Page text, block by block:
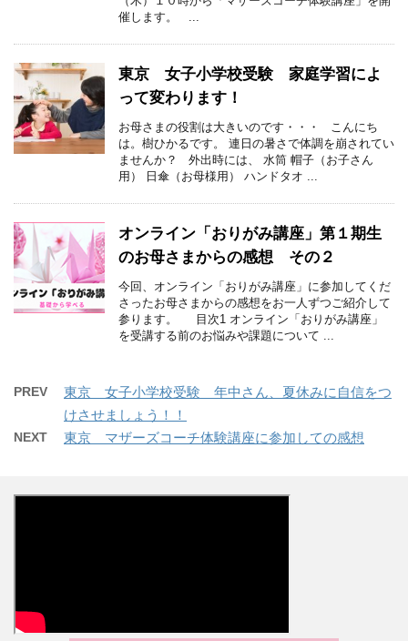
催します。 ...
東京 女子小学校受験 家庭学習によ
って変わります！
お母さまの役割は大きいのです・・・ こんにち
は。樹ひかるです。 連日の暑さで体調を崩されてい
ませんか？ 外出時には、 水筒 帽子（お子さん
用） 日傘（お母様用） ハンドタオ ...
オンライン「おりがみ講座」第１期生
のお母さまからの感想 その２
今回、オンライン「おりがみ講座」に参加してくだ
さったお母さまからの感想をお一人ずつご紹介して
参ります。 目次1 オンライン「おりがみ講座」
を受講する前のお悩みや課題について ...
PREV
東京 女子小学校受験 年中さん、夏休みに自信をつ
けさせましょう！！
NEXT 東京 マザーズコーチ体験講座に参加しての感想